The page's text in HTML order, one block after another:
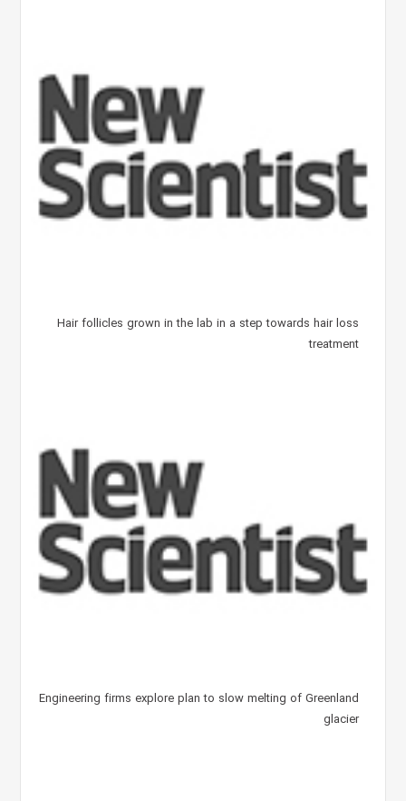
Hair follicles grown in the lab in a step towards hair loss
treatment
Engineering firms explore plan to slow melting of Greenland
glacier